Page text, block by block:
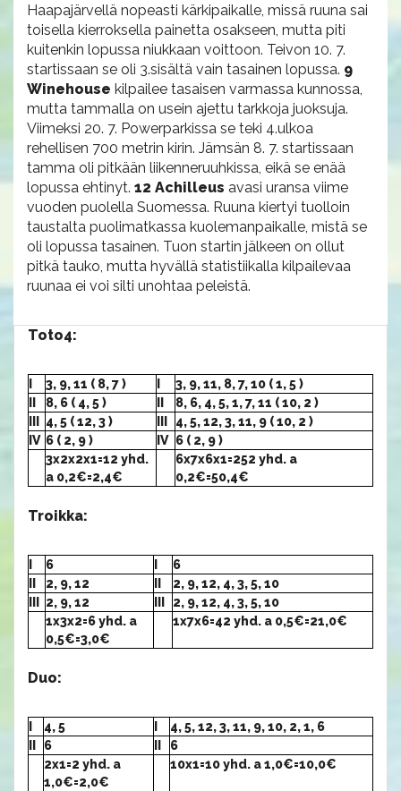
Haapajärvellä nopeasti kärkipaikalle, missä ruuna sai
toisella kierroksella painetta osakseen, mutta piti
kuitenkin lopussa niukkaan voittoon. Teivon 10. 7.
startissaan se oli 3.sisältä vain tasainen lopussa. 9
Winehouse kilpailee tasaisen varmassa kunnossa,
mutta tammalla on usein ajettu tarkkoja juoksuja.
Viimeksi 20. 7. Powerparkissa se teki 4.ulkoa
rehellisen 700 metrin kirin. Jämsän 8. 7. startissaan
tamma oli pitkään liikenneruuhkissa, eikä se enää
lopussa ehtinyt. 12 Achilleus avasi uransa viime
vuoden puolella Suomessa. Ruuna kiertyi tuolloin
taustalta puolimatkassa kuolemanpaikalle, mistä se
oli lopussa tasainen. Tuon startin jälkeen on ollut
pitkä tauko, mutta hyvällä statistiikalla kilpailevaa
ruunaa ei voi silti unohtaa peleistä.
Toto4:
3, 9, 11 ( 8, 7 )
3, 9, 11, 8, 7, 10 ( 1, 5 )
8, 6 ( 4, 5 )
8, 6, 4, 5, 1, 7, 11 ( 10, 2 )
4, 5 ( 12, 3 )
4, 5, 12, 3, 11, 9 ( 10, 2 )
IV 6 ( 2, 9 ) IV 6 ( 2, 9 )
3x2x2x1=12 yhd.
a 0,2€=2,4€
6x7x6x1=252 yhd. a
0,2€=50,4€
Troikka:
6
6
2, 9, 12
2, 9, 12, 4, 3, 5, 10
2, 9, 12
2, 9, 12, 4, 3, 5, 10
1x3x2=6 yhd. a
0,5€=3,0€
1x7x6=42 yhd. a 0,5€=21,0€
Duo:
4, 5
4, 5, 12, 3, 11, 9, 10, 2, 1, 6
6
6
2x1=2 yhd. a
1,0€=2,0€
10x1=10 yhd. a 1,0€=10,0€